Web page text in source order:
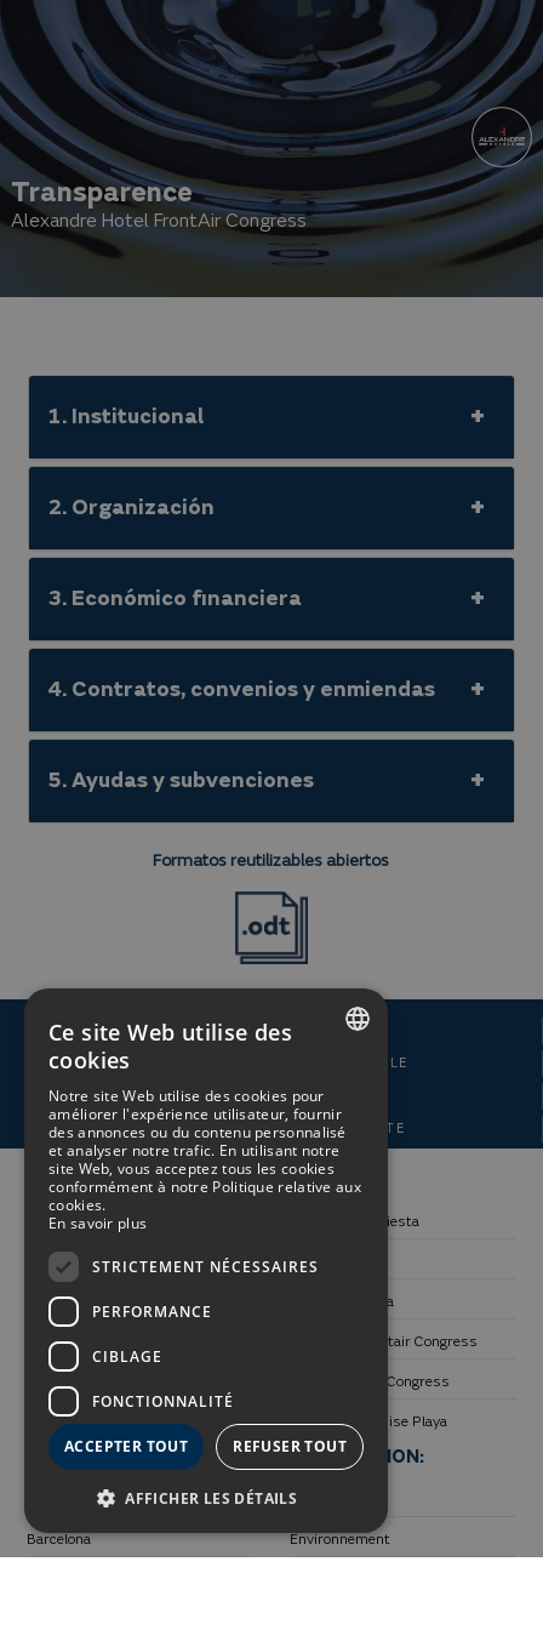
Transparence
Alexandre Hotel FrontAir Congress
1. Institucional
2. Organización
3. Económico financiera
4. Contratos, convenios y enmiendas
5. Ayudas y subvenciones
Formatos reutilizables abiertos
MEILLEUR PRIX INTERNET
POLITIQUE D'ANNULATION FLEXIBLE
AUCUN FRAIS DE TRAITEMENT
AUCUN PRÉPAIEMENT DE LA CARTE
SUIVEZ NOUS: HÔTELS:
Alexandre La Siesta
Alexandre Gala
Alexandre Troya
Alexandre Frontair Congress
Alexandre Fira Congress
Alexandre Teguise Playa
DESTINATIONS:
Des lieux uniques
Barcelona
INFORMATION:
Transparence
Environnement
ENGLISH
GERMAN
Ce site Web utilise des
cookies
Notre site Web utilise des cookies pour
améliorer l'expérience utilisateur, fournir
des annonces ou du contenu personnalisé
et analyser notre trafic. En utilisant notre
site Web, vous acceptez tous les cookies
conformément à notre Politique relative aux
cookies.
En savoir plus
STRICTEMENT NÉCESSAIRES
PERFORMANCE
CIBLAGE
FONCTIONNALITÉ
ACCEPTER TOUT REFUSER TOUT
AFFICHER LES DÉTAILS